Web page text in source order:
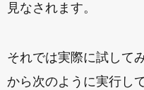
見なされます。
それでは実際に試して
から次のように実行し